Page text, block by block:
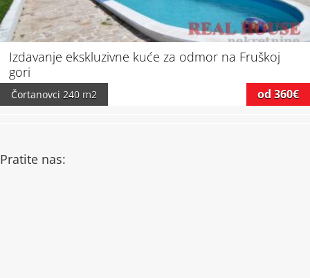
Izdavanje ekskluzivne kuće za odmor na Fruškoj
gori
Čortanovci 240 m2 od 360€
Pratite nas: